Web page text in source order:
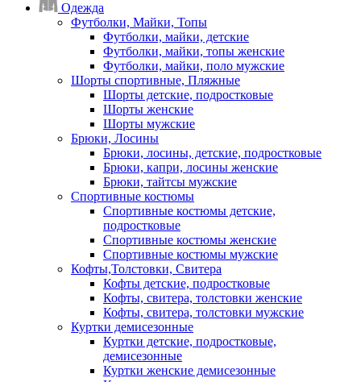
Одежда
Футболки, Майки, Топы
Футболки, майки, детские
Футболки, майки, топы женские
Футболки, майки, поло мужские
Шорты спортивные, Пляжные
Шорты детские, подростковые
Шорты женские
Шорты мужские
Брюки, Лосины
Брюки, лосины, детские, подростковые
Брюки, капри, лосины женские
Брюки, тайтсы мужские
Спортивные костюмы
Спортивные костюмы детские,
подростковые
Спортивные костюмы женские
Спортивные костюмы мужские
Кофты,Толстовки, Свитера
Кофты детские, подростковые
Кофты, свитера, толстовки женские
Кофты, свитера, толстовки мужские
Куртки демисезонные
Куртки детские, подростковые,
демисезонные
Куртки женские демисезонные